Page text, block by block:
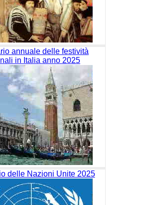
annuale delle festività
in Italia anno 2025
delle Nazioni Unite 2025